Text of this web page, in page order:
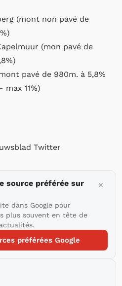
(mont non pavé de
(mon pavé de
pavé de 980m. à 5,8%
11%)
Twitter
source préférée sur
dans Google pour
plus souvent en tête de
préférées Google